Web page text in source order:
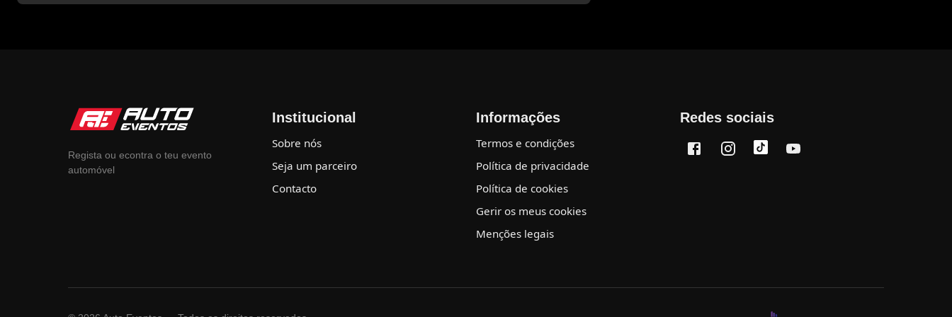
Regista ou econtra o teu evento
automóvel
Institucional
Sobre nós
Seja um parceiro
Contacto
Informações
Termos e condições
Política de privacidade
Política de cookies
Gerir os meus cookies
Menções legais
Redes sociais